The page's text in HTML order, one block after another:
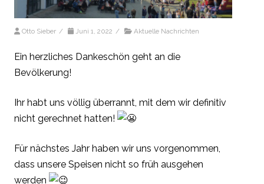
Otto Sieber / Juni 1, 2022 / Aktuelle Nachrichten
Ein herzliches Dankeschön geht an die
Bevölkerung!
Ihr habt uns völlig überrannt, mit dem wir definitiv
nicht gerechnet hatten!
Für nächstes Jahr haben wir uns vorgenommen,
dass unsere Speisen nicht so früh ausgehen
werden